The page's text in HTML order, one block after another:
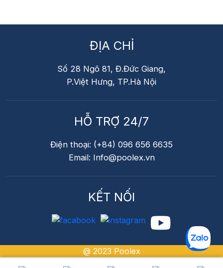
Cảnh quan xung quanh
Kết hợp ánh sáng ngoại thất
Đèn sân vườn
Đèn hắt tường
Đèn lối đi
👉 Tạo tổng thể ánh sáng chuyên nghiệp
Công nghệ chiếu sáng bể bơi hiện đại
Công nghệ LED hiệu suất cao
ĐỊA CHỈ
Số 28 Ngõ 81, Đ.Đức Giang,
P.Việt Hưng, TP.Hà Nội
KẾT NỐI
HỖ TRỢ 24/7
Điện thoại: (+84) 096 656 6635
Email: Info@poolex.vn
@ 2023 Poolex